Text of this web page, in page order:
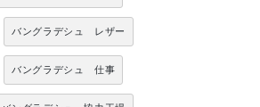
バングラデシュ レザー
バングラデシュ 仕事